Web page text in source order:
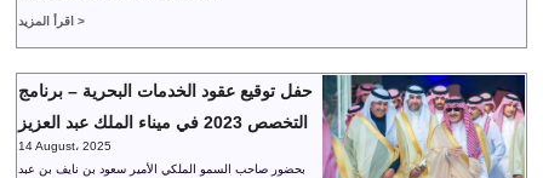
اقرأ المزيد >
حفل توقيع عقود الخدمات البحرية – برنامج
التخصص 2023 في ميناء الملك عبد العزيز
14 August، 2025
بحضور صاحب السمو الملكي الأمير سعود بن نايف بن عبد